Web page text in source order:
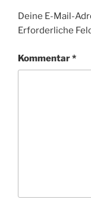
Deine E-Mail-
Erforderliche
Kommentar*